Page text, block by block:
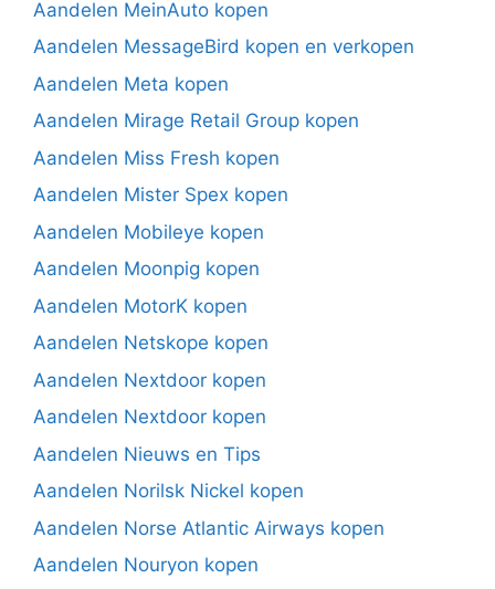
Aandelen MeinAuto kopen
Aandelen MessageBird kopen en verkopen
Aandelen Meta kopen
Aandelen Mirage Retail Group kopen
Aandelen Miss Fresh kopen
Aandelen Mister Spex kopen
Aandelen Mobileye kopen
Aandelen Moonpig kopen
Aandelen MotorK kopen
Aandelen Netskope kopen
Aandelen Nextdoor kopen
Aandelen Nextdoor kopen
Aandelen Nieuws en Tips
Aandelen Norilsk Nickel kopen
Aandelen Norse Atlantic Airways kopen
Aandelen Nouryon kopen